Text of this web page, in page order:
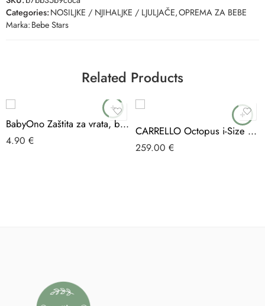
Categories:NOSILJKE / NJIHALJKE / LJULJAČE,OPREMA ZA BEBE
Marka:Bebe Stars
Related Products
BabyOno Zaštita za vrata, bijela
4.90 €
CARRELLO Octopus i-Size autosjedalica 40-150cm
259.00 €